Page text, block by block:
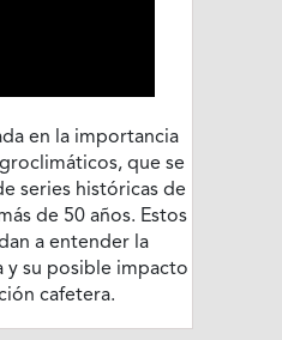
en la importancia
que se
series históricas de
de 50 años. Estos
a entender la
y su posible impacto
cafetera.